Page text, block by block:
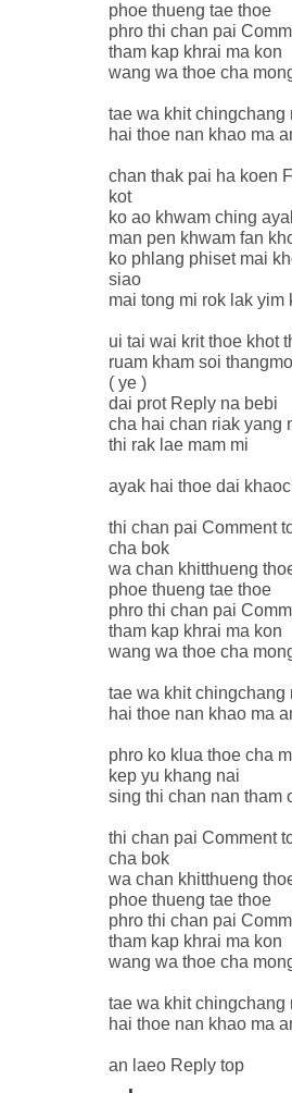
phoe thueng tae thoe
phro thi chan pai
tham kap khrai ma kon
wang wa thoe cha
tae wa khit chingchang
hai thoe nan khao ma
chan thak pai ha koen
kot
ko ao khwam ching
man pen khwam fan
ko phlang phiset mai
siao
mai tong mi rok lak yim
ui tai wai krit thoe khot
ruam kham soi
( ye )
dai prot Reply na bebi
cha hai chan riak yang
thi rak lae mam mi
ayak hai thoe dai
thi chan pai Comment
cha bok
wa chan khitthueng
phoe thueng tae thoe
phro thi chan pai
tham kap khrai ma kon
wang wa thoe cha
tae wa khit chingchang
hai thoe nan khao ma
phro ko klua thoe cha
kep yu khang nai
sing thi chan nan tham
thi chan pai Comment
cha bok
wa chan khitthueng
phoe thueng tae thoe
phro thi chan pai
tham kap khrai ma kon
wang wa thoe cha
tae wa khit chingchang
hai thoe nan khao ma
an laeo Reply top